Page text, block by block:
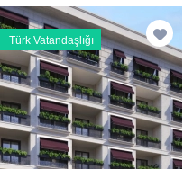
Türk Vatandaşlığı